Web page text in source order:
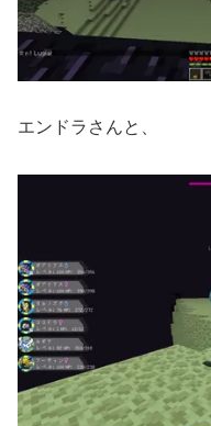
エンドラさんと、